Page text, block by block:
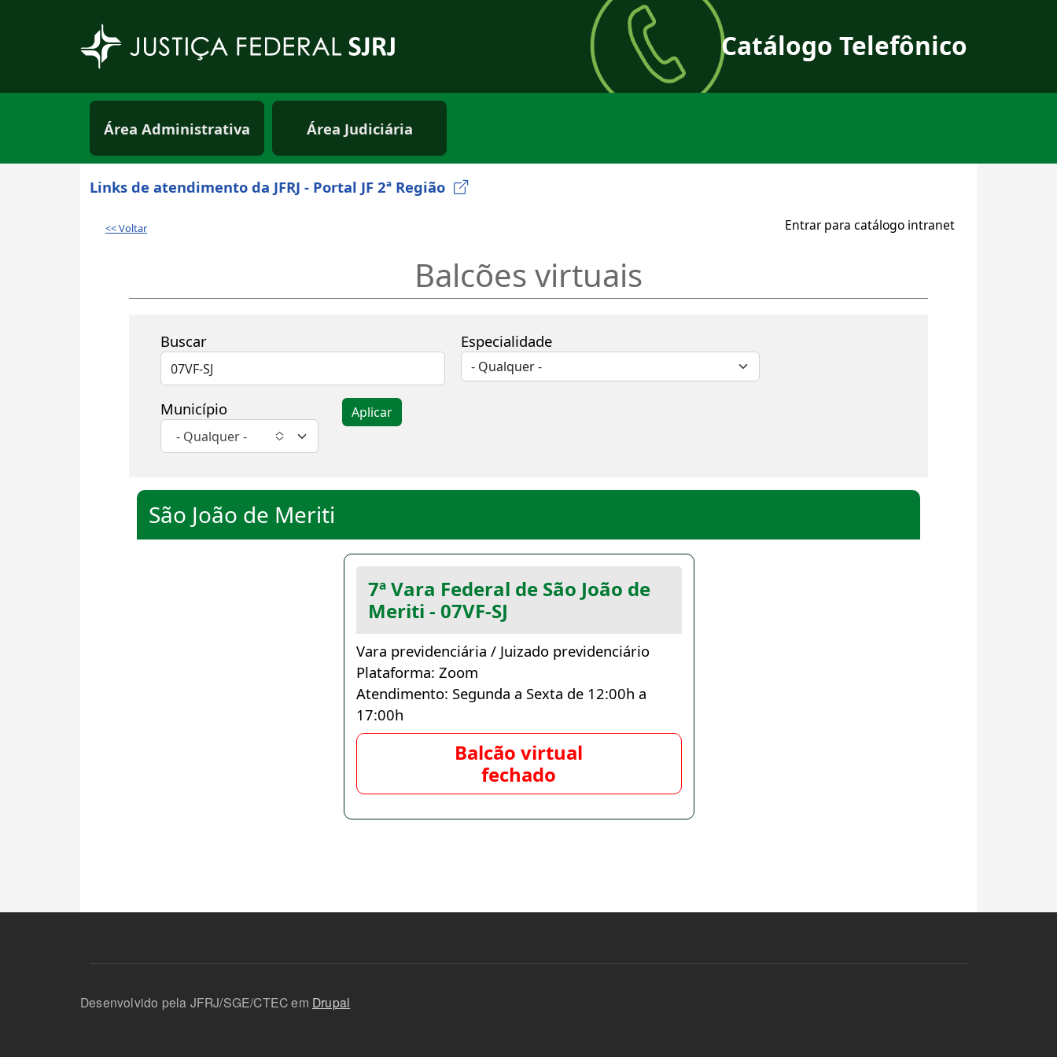
Catálogo Telefônico
Menu principal usuário externo
Área Administrativa Área Judiciária
Links de atendimento da JFRJ - Portal JF 2ª Região
<< Voltar Entrar para catálogo intranet
Balcões virtuais
Buscar Especialidade
Município
- Qualquer -
Aplicar
São João de Meriti
7ª Vara Federal de São João de
Meriti - 07VF-SJ
Vara previdenciária / Juizado previdenciário
Plataforma: Zoom
Atendimento: Segunda a Sexta de 12:00h a
17:00h
Balcão virtual
fechado
Desenvolvido pela JFRJ/SGE/CTEC em Drupal